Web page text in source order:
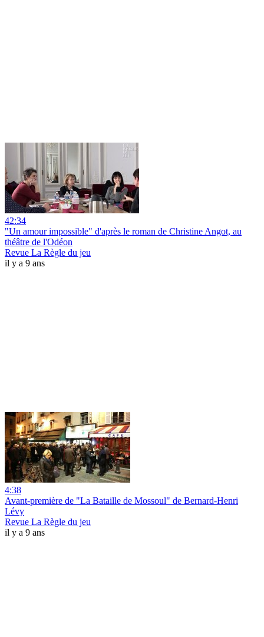
42:34
"Un amour impossible" d'après le roman de Christine Angot, au
théâtre de l'Odéon
Revue La Règle du jeu
il y a 9 ans
4:38
Avant-première de "La Bataille de Mossoul" de Bernard-Henri
Lévy
Revue La Règle du jeu
il y a 9 ans